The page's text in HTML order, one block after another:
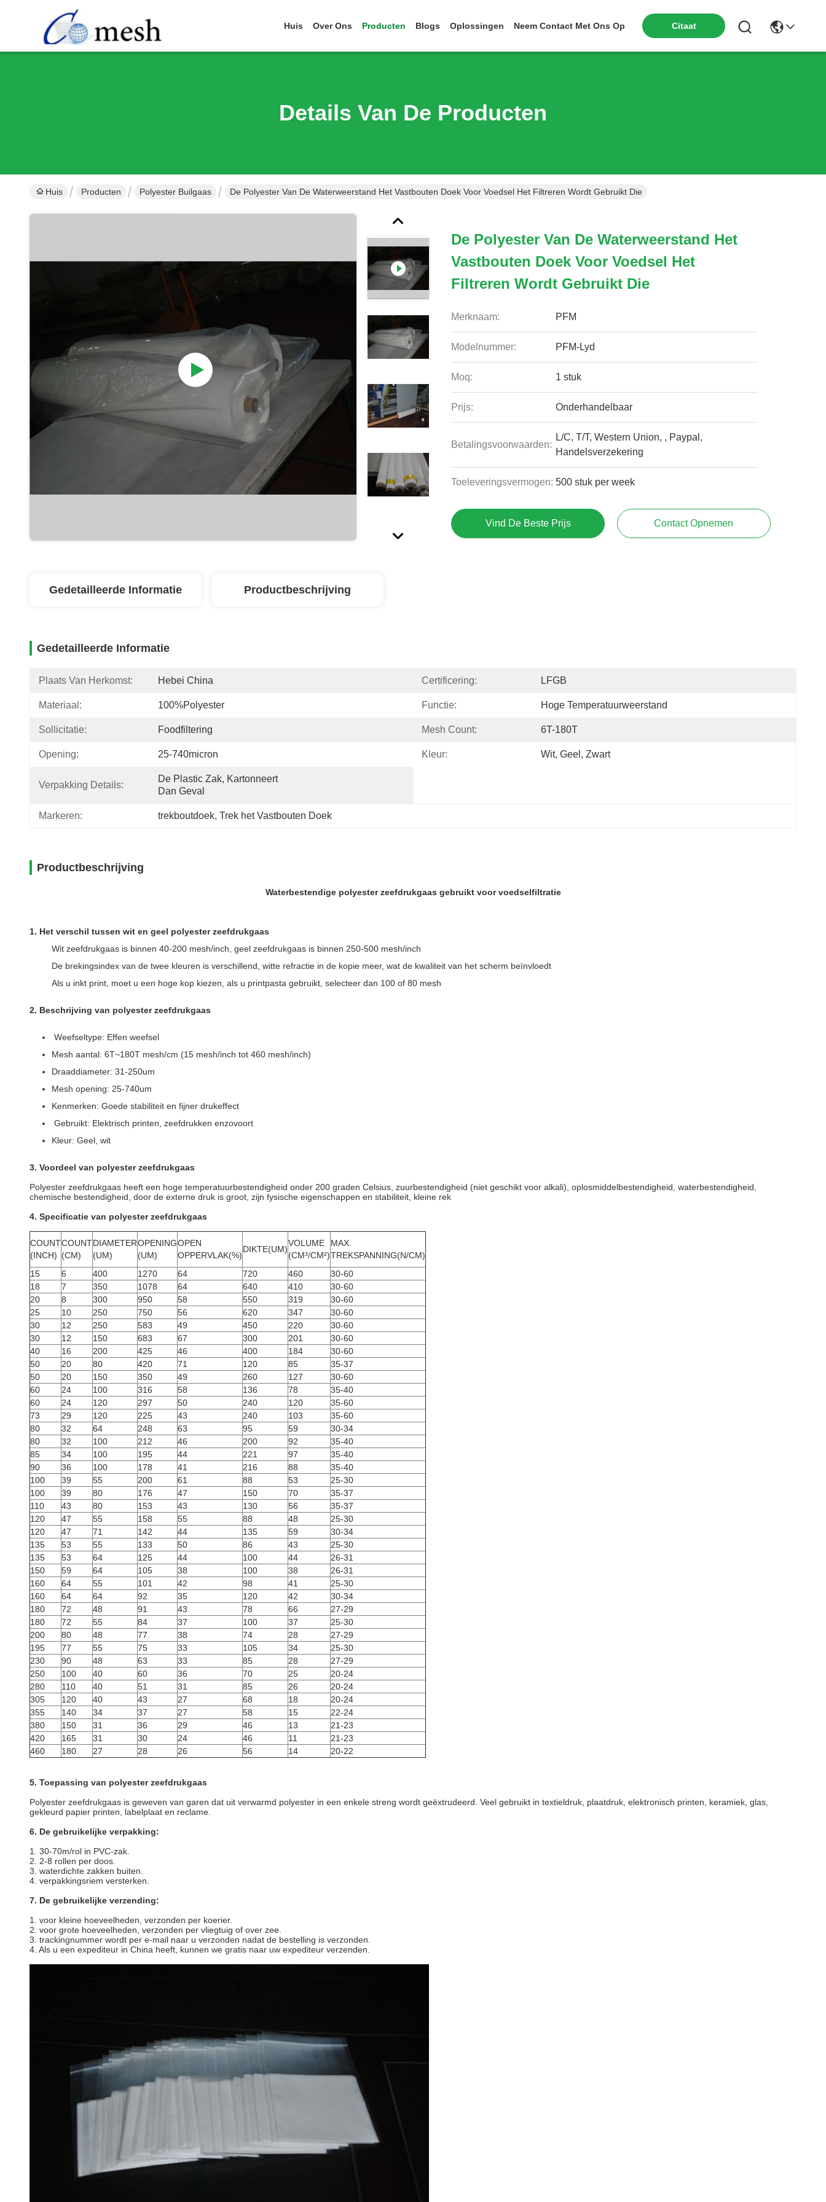
Huis Over Ons Producten Blogs Oplossingen Neem Contact Met Ons Op Citaat
Details Van De Producten
Huis Producten Polyester Builgaas De Polyester Van De Waterweerstand Het Vastbouten Doek Voor Voedsel Het Filtreren Wordt Gebruikt Die
De Polyester Van De Waterweerstand Het
Vastbouten Doek Voor Voedsel Het
Filtreren Wordt Gebruikt Die
Merknaam: PFM
Modelnummer: PFM-Lyd
Moq: 1 stuk
Prijs: Onderhandelbaar
Betalingsvoorwaarden:
L/C, T/T, Western Union, , Paypal,
Handelsverzekering
Toeleveringsvermogen: 500 stuk per week
Vind De Beste Prijs Contact Opnemen
Gedetailleerde Informatie Productbeschrijving
Gedetailleerde Informatie
Plaats Van Herkomst: Hebei China Certificering: LFGB
Materiaal: 100%polyester Functie: Hoge Temperatuurweerstand
Sollicitatie: Foodfiltering Mesh Count: 6T-180T
Opening: 25-740micron Kleur: Wit, Geel, Zwart
Verpakking Details:
De Plastic Zak, Kartonneert
Dan Geval
Markeren: trekboutdoek, Trek het Vastbouten Doek
Productbeschrijving
Waterbestendige polyester zeefdrukgaas gebruikt voor voedselfiltratie
1. Het verschil tussen wit en geel polyester zeefdrukgaas
Wit zeefdrukgaas is binnen 40-200 mesh/inch, geel zeefdrukgaas is binnen 250-500 mesh/inch
De brekingsindex van de twee kleuren is verschillend, witte refractie in de kopie meer, wat de kwaliteit van het scherm beïnvloedt
Als u inkt print, moet u een hoge kop kiezen, als u printpasta gebruikt, selecteer dan 100 of 80 mesh
2. Beschrijving van polyester zeefdrukgaas
Weefseltype: Effen weefsel
Mesh aantal: 6T~180T mesh/cm (15 mesh/inch tot 460 mesh/inch)
Draaddiameter: 31-250um
Mesh opening: 25-740um
Kenmerken: Goede stabiliteit en fijner drukeffect
Gebruikt: Elektrisch printen, zeefdrukken enzovoort
Kleur: Geel, wit
3. Voordeel van polyester zeefdrukgaas
Polyester zeefdrukgaas heeft een hoge temperatuurbestendigheid onder 200 graden Celsius, zuurbestendigheid (niet geschikt voor alkali), oplosmiddelbestendigheid, waterbestendigheid,
chemische bestendigheid, door de externe druk is groot, zijn fysische eigenschappen en stabiliteit, kleine rek
4. Specificatie van polyester zeefdrukgaas
COUNT
(INCH)
COUNT
(CM)
DIAMETER
(UM)
OPENING
(UM)
OPEN
OPPERVLAK(%)
DIKTE(UM)
VOLUME
(CM³/CM²)
MAX.
TREKSPANNING(N/CM)
15
6 400 1270 64 720 460
30-60
18
7 350 1078 64 640 410
30-60
20
8 300 950 58 550 319
30-60
25
10 250 750 56 620 347
30-60
30
12 250 583 49 450 220
30-60
30
12 150 683 67 300 201
30-60
40
16 200 425 46 400 184
30-60
50
20 80 420 71 120 85
35-37
50
20 150 350 49 260 127
30-60
60
24 100 316 58 136 78
35-40
60
24 120 297 50 240 120
35-60
73
29 120 225 43 240 103
35-60
80
32 64 248 63 95 59
30-34
80
32 100 212 46 200 92
35-40
85
34 100 195 44 221 97
35-40
90
36 100 178 41 216 88
35-40
100
39 55 200 61 88 53
25-30
100
39 80 176 47 150 70
35-37
110
43 80 153 43 130 56
35-37
120
47 55 158 55 88 48
25-30
120
47 71 142 44 135 59
30-34
135
53 55 133 50 86 43
25-30
135
53 64 125 44 100 44
26-31
150
59 64 105 38 100 38
26-31
160
64 55 101 42 98 41
25-30
160
64 64 92 35 120 42
30-34
180
72 48 91 43 78 66
27-29
180
72 55 84 37 100 37
25-30
200
80 48 77 38 74 28
27-29
195
77 55 75 33 105 34
25-30
230
90 48 63 33 85 28
27-29
250
100 40 60 36 70 25
20-24
280
110 40 51 31 85 26
20-24
305
120 40 43 27 68 18
20-24
355
140 34 37 27 58 15
22-24
380
150 31 36 29 46 13
21-23
420
165 31 30 24 46 11
21-23
460
180 27 28 26 56 14 20-22
5. Toepassing van polyester zeefdrukgaas
Polyester zeefdrukgaas is geweven van garen dat uit verwarmd polyester in een enkele streng wordt geëxtrudeerd. Veel gebruikt in textieldruk, plaatdruk, elektronisch printen, keramiek, glas,
gekleurd papier printen, labelplaat en reclame.
6. De gebruikelijke verpakking:
1. 30-70m/rol in PVC-zak.
2. 2-8 rollen per doos.
3. waterdichte zakken buiten.
4. verpakkingsriem versterken.
7. De gebruikelijke verzending:
1. voor kleine hoeveelheden, verzonden per koerier.
2. voor grote hoeveelheden, verzonden per vliegtuig of over zee.
3. trackingnummer wordt per e-mail naar u verzonden nadat de bestelling is verzonden.
4. Als u een expediteur in China heeft, kunnen we gratis naar uw expediteur verzenden.